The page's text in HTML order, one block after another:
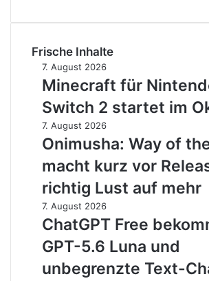
Frische Inhalte
Minecraft
für
Nintendo
Switch
2
startet
im
Oktober
7. August 2026
Minecraft für
Switch 2 startet im
Onimusha:
Way
of
the
Sword
macht
kurz
vor
Release
richtig
Lust
7. August 2026
Onimusha: Way of
macht kurz vor
richtig Lust auf mehr
ChatGPT
Free
bekommt
GPT-
5.6
Luna
7. August 2026
ChatGPT Free
GPT-5.6 Luna und
unbegrenzte Text-